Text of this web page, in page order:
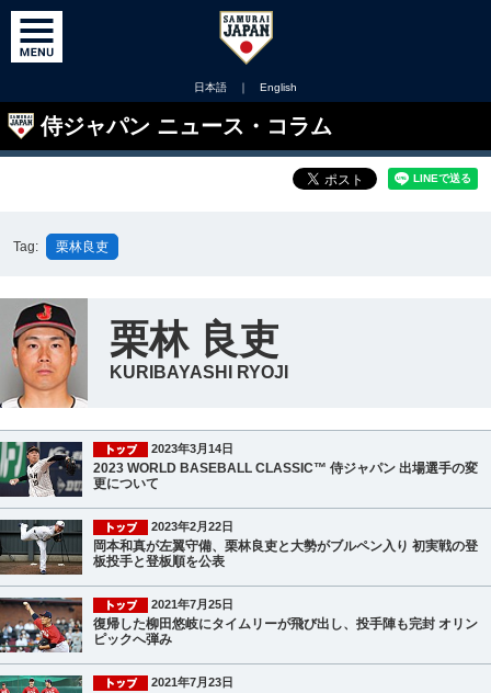
日本語 ｜ English
侍ジャパン ニュース・コラム
Tag: 栗林良吏
栗林 良吏
KURIBAYASHI RYOJI
2023年3月14日
2023 WORLD BASEBALL CLASSIC™ 侍ジャパン 出場選手の変
更について
2023年2月22日
岡本和真が左翼守備、栗林良吏と大勢がブルペン入り 初実戦の登
板投手と登板順を公表
2021年7月25日
復帰した柳田悠岐にタイムリーが飛び出し、投手陣も完封 オリン
ピックへ弾み
2021年7月23日